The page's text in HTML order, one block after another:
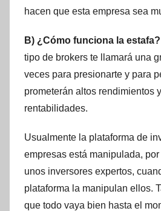
hacen que esta empresa sea
B) ¿Cómo funciona la estafa?
tipo de brokers te llamará una
veces para presionarte y para
prometerán altos rendimientos
rentabilidades.
Usualmente la plataforma de
empresas está manipulada,
unos inversores expertos,
plataforma la manipulan ellos.
que todo vaya bien hasta el